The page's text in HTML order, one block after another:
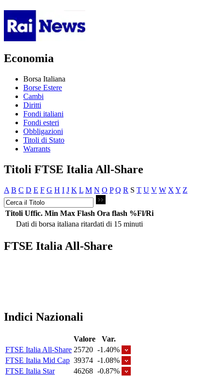
Economia
Borsa Italiana
Borse Estere
Cambi
Diritti
Fondi italiani
Fondi esteri
Obbligazioni
Titoli di Stato
Warrants
Titoli FTSE Italia All-Share
A B C D E F G H I J K L M N O P Q R S T U V W X Y Z
Titoli Uffic. Min Max Flash Ora flash %Fl/Ri
Dati di borsa italiana ritardati di 15 minuti
FTSE Italia All-Share
Indici Nazionali
Valore
Var.
FTSE Italia All-Share 25720 -1.40%
FTSE Italia Mid Cap 39374 -1.08%
FTSE Italia Star
46268 -0.87%